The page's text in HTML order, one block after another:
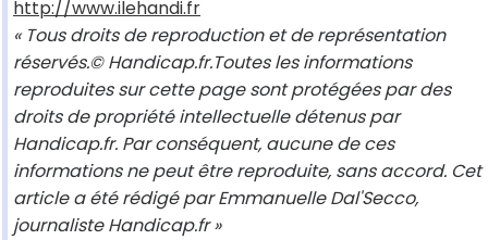
http://www.ilehandi.fr
« Tous droits de reproduction et de représentation
réservés.© Handicap.fr.Toutes les informations
reproduites sur cette page sont protégées par des
droits de propriété intellectuelle détenus par
Handicap.fr. Par conséquent, aucune de ces
informations ne peut être reproduite, sans accord. Cet
article a été rédigé par Emmanuelle Dal'Secco,
journaliste Handicap.fr »